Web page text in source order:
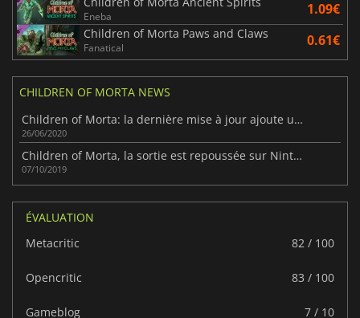
Eneba 1.09€
Children of Morta Paws and Claws
Fanatical 0.61€
CHILDREN OF MORTA NEWS
Children of Morta: la dernière mise à jour ajoute un nouveau personnage
26/06/2020
Children of Morta, la sortie est repoussée sur Nintendo Switch
07/10/2019
ÉVALUATION
Metacritic
82 / 100
Opencritic 83 / 100
Gameblog 7 / 10